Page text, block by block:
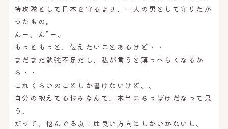
特攻隊として日本を守るより、一人の男として守りたか
ったもの。
んー、ん”ー、
もっともっと、伝えたいことあるけど・・
まだまだ勉強不足だし、私が言うと薄っぺらくなるか
ら・・
これくらいのことしか書けないけど、、
自分の抱えてる悩みなんて、本当にちっぽけだなって思
う。
だって、悩んでる以上は良い方向にしかいかないし、